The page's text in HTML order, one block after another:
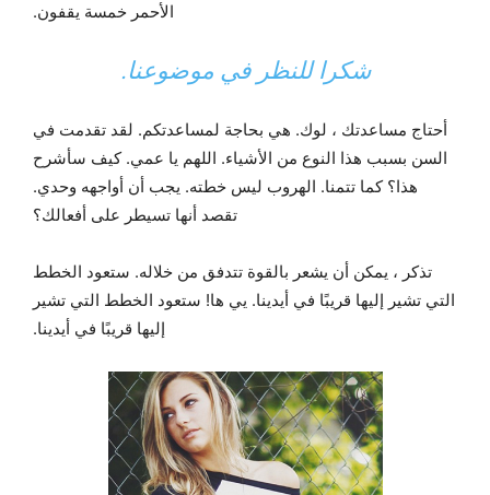
الأحمر خمسة يقفون.
شكرا للنظر في موضوعنا.
أحتاج مساعدتك ، لوك. هي بحاجة لمساعدتكم. لقد تقدمت في
السن بسبب هذا النوع من الأشياء. اللهم يا عمي. كيف سأشرح
هذا؟ كما تتمنا. الهروب ليس خطته. يجب أن أواجهه وحدي.
تقصد أنها تسيطر على أفعالك؟
تذكر ، يمكن أن يشعر بالقوة تتدفق من خلاله. ستعود الخطط
التي تشير إليها قريبًا في أيدينا. يي ها! ستعود الخطط التي تشير
إليها قريبًا في أيدينا.